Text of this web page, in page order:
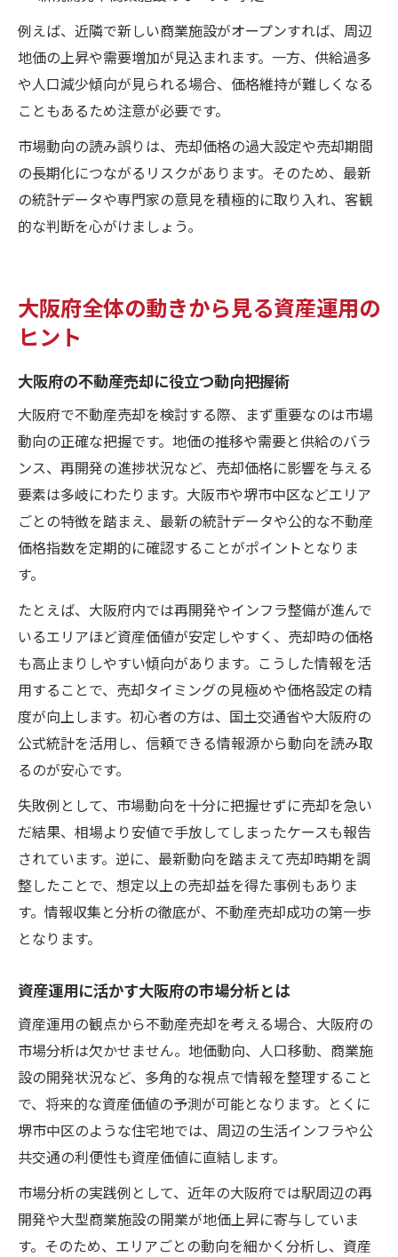
例えば、近隣で新しい商業施設がオープンすれば、周辺
地価の上昇や需要増加が見込まれます。一方、供給過多
や人口減少傾向が見られる場合、価格維持が難しくなる
こともあるため注意が必要です。
市場動向の読み誤りは、売却価格の過大設定や売却期間
の長期化につながるリスクがあります。そのため、最新
の統計データや専門家の意見を積極的に取り入れ、客観
的な判断を心がけましょう。
大阪府全体の動きから見る資産運用の
ヒント
大阪府の不動産売却に役立つ動向把握術
大阪府で不動産売却を検討する際、まず重要なのは市場
動向の正確な把握です。地価の推移や需要と供給のバラ
ンス、再開発の進捗状況など、売却価格に影響を与える
要素は多岐にわたります。大阪市や堺市中区などエリア
ごとの特徴を踏まえ、最新の統計データや公的な不動産
価格指数を定期的に確認することがポイントとなりま
す。
たとえば、大阪府内では再開発やインフラ整備が進んで
いるエリアほど資産価値が安定しやすく、売却時の価格
も高止まりしやすい傾向があります。こうした情報を活
用することで、売却タイミングの見極めや価格設定の精
度が向上します。初心者の方は、国土交通省や大阪府の
公式統計を活用し、信頼できる情報源から動向を読み取
るのが安心です。
失敗例として、市場動向を十分に把握せずに売却を急い
だ結果、相場より安値で手放してしまったケースも報告
されています。逆に、最新動向を踏まえて売却時期を調
整したことで、想定以上の売却益を得た事例もありま
す。情報収集と分析の徹底が、不動産売却成功の第一歩
となります。
資産運用に活かす大阪府の市場分析とは
資産運用の観点から不動産売却を考える場合、大阪府の
市場分析は欠かせません。地価動向、人口移動、商業施
設の開発状況など、多角的な視点で情報を整理すること
で、将来的な資産価値の予測が可能となります。とくに
堺市中区のような住宅地では、周辺の生活インフラや公
共交通の利便性も資産価値に直結します。
市場分析の実践例として、近年の大阪府では駅周辺の再
開発や大型商業施設の開業が地価上昇に寄与していま
す。そのため、エリアごとの動向を細かく分析し、資産